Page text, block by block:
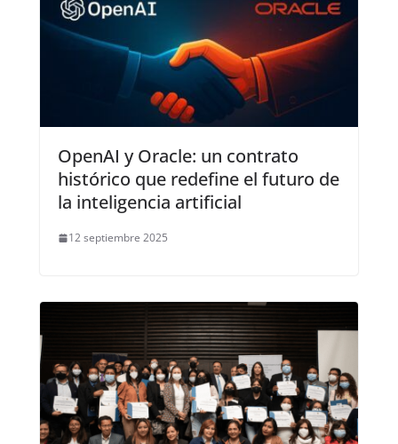
OpenAI y Oracle: un contrato
histórico que redefine el futuro de
la inteligencia artificial
12 septiembre 2025